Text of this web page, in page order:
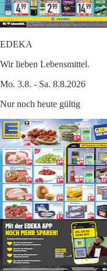
EDEKA
Wir lieben Lebensmittel.
Mo. 3.8. - Sa. 8.8.2026
Nur noch heute gültig